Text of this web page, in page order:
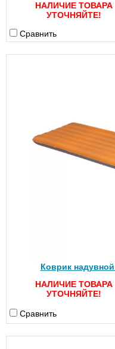
НАЛИЧИЕ ТОВАРА
УТОЧНЯЙТЕ!
Сравнить
Коврик
НАЛИЧИЕ ТОВАРА
УТОЧНЯЙТЕ!
Сравнить